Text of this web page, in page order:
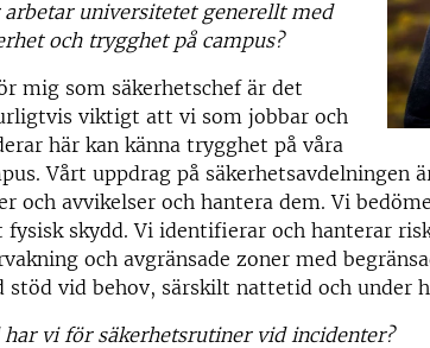
arbetar universitetet generellt med
och trygghet på campus?
mig som säkerhetschef är det
viktigt att vi som jobbar och
här kan känna trygghet på våra
Vårt uppdrag på säkerhetsavdelningen
och avvikelser och hantera dem. Vi
fysisk skydd. Vi identifierar och hanterar
och avgränsade zoner med
stöd vid behov, särskilt nattetid och under
har vi för säkerhetsrutiner vid incidenter?